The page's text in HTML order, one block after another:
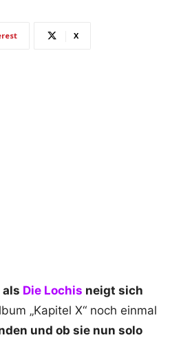
X
als Die Lochis neigt sich
„Kapitel X“ noch einmal
und ob sie nun solo